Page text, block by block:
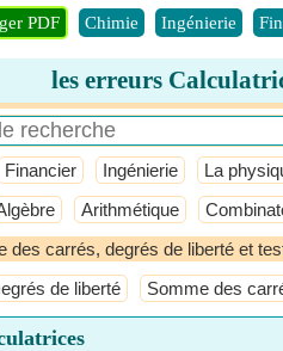
PDF Chimie Ingénierie
les erreurs
Financier Ingénierie La
Arithmétique
des carrés, degrés de liberté et
de liberté Somme des